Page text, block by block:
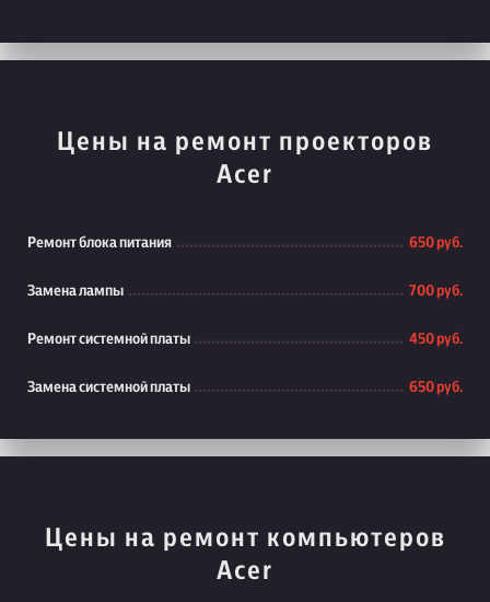
Цены на ремонт проекторов
Acer
Ремонт блока питания 650 руб.
Замена лампы 700 руб.
Ремонт системной платы 450 руб.
Замена системной платы 650 руб.
Цены на ремонт компьютеров
Acer